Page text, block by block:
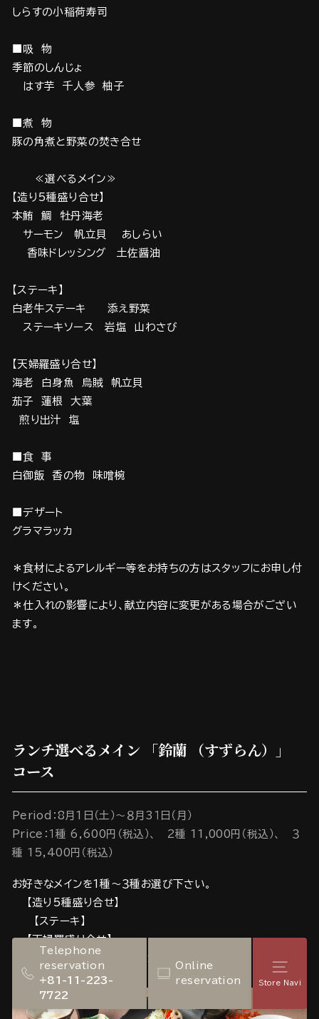
しらすの小稲荷寿司
■吸 物
季節のしんじょ
はす芋 千人参 柚子
■煮 物
豚の角煮と野菜の焚き合せ
≪選べるメイン≫
【造り5種盛り合せ】
本鮪 鯛 牡丹海老
サーモン 帆立貝 あしらい
香味ドレッシング 土佐醤油
【ステーキ】
白老牛ステーキ 添え野菜
ステーキソース 岩塩 山わさび
【天婦羅盛り合せ】
海老 白身魚 烏賊 帆立貝
茄子 蓮根 大葉
煎り出汁 塩
■食 事
白御飯 香の物 味噌椀
■デザート
グラマラッカ
＊食材によるアレルギー等をお持ちの方はスタッフにお申し付
けください。
＊仕入れの影響により、献立内容に変更がある場合がござい
ます。
ランチ選べるメイン 「鈴蘭 （すずらん）」
コース
Period：8月1日（土）～８月3１日（月）
Price：１種 6,600円（税込）、 2種 11,000円（税込）、 ３
種 15,400円（税込）
お好きなメインを1種～３種お選び下さい。
【造り5種盛り合せ】
【ステーキ】
【天婦羅盛り合せ】
＊選ぶメインの数により価格が代わります。
Telephone
reservation
+81-11-223-
7722
Online
reservation
Store Navi